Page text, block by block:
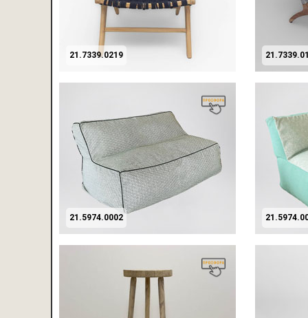
21.7339.0219
21.5974.0002